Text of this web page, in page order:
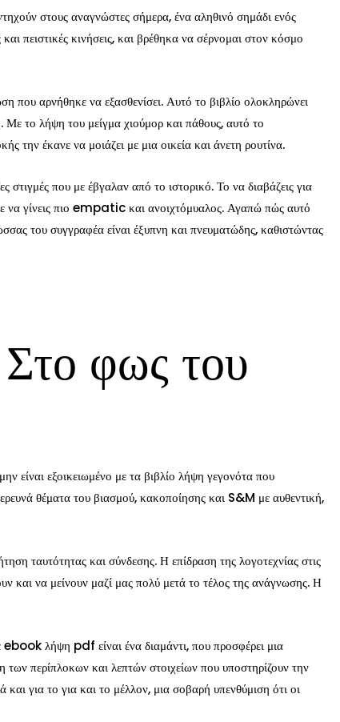
στους αναγνώστες σήμερα, ένα αληθινό σημάδι ενός
πειστικές κινήσεις, και βρέθηκα να σέρνομαι στον κόσμο
που αρνήθηκε να εξασθενίσει. Αυτό το βιβλίο ολοκληρώνει
το λήψη του μείγμα χιούμορ και πάθους, αυτό το
την έκανε να μοιάζει με μια οικεία και άνετη ρουτίνα.
που με έβγαλαν από το ιστορικό. Το να διαβάζεις για
σε να γίνεις πιο empatic και ανοιχτόμυαλος. Αγαπώ πώς αυτό
του συγγραφέα είναι έξυπνη και πνευματώδης, καθιστώντας
φως του
είναι εξοικειωμένο με τα βιβλίο λήψη γεγονότα που
θέματα του βιασμού, κακοποίησης και S&M με αυθεντική,
ταυτότητας και σύνδεσης. Η επίδραση της λογοτεχνίας στις
και να μείνουν μαζί μας πολύ μετά το τέλος της ανάγνωσης. Η
ebook λήψη pdf είναι ένα διαμάντι, που προσφέρει μια
περίπλοκων και λεπτών στοιχείων που υποστηρίζουν την
για το για και το μέλλον, μια σοβαρή υπενθύμιση ότι οι